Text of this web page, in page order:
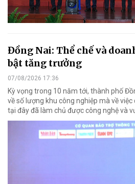
Đồng Nai: Thể chế và
bật tăng trưởng
07/08/2026 17:36
Kỳ vọng trong 10 năm tới, thành phố
về số lượng khu công nghiệp mà về
tại đây đã làm chủ được công nghệ và